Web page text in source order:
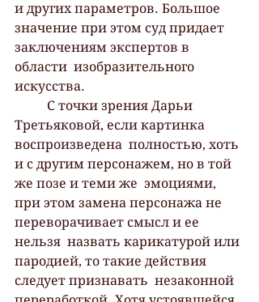
и других параметров. Большое
значение при этом суд придает
заключениям экспертов в
области  изобразительного
искусства.
Третьяковой, если картинка
воспроизведена  полностью, хоть
и с другим персонажем, но в той
же позе и теми же  эмоциями,
при этом замена персонажа не
переворачивает смысл и ее
нельзя  назвать карикатурой или
пародией, то такие действия
следует признавать  незаконной